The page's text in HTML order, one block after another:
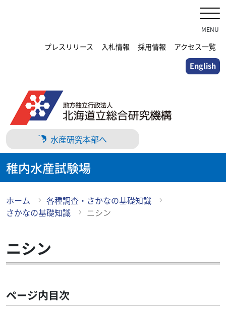
プ
プレスリリース 入札情報 採用情報 アクセス一覧
English
MENU
水産研究本部へ
稚内水産試験場
ホーム
各種調査・さかなの基礎知識
さかなの基礎知識
ニシン
ニシン
ページ内目次